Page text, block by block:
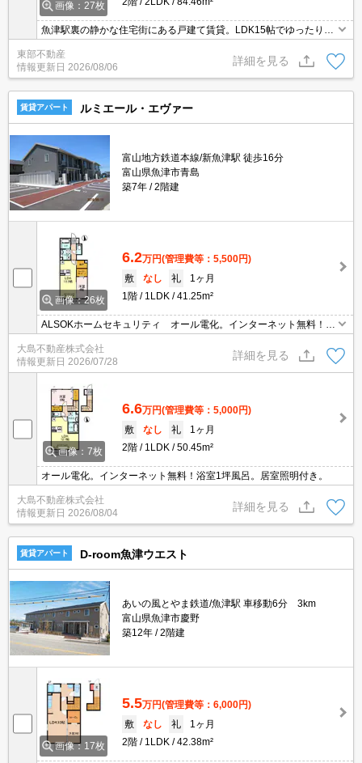
画像：27枚
魚津駅裏の静かな住宅街にある戸建て賃貸。LDK15帖でゆったり過
ごせます。オール電化
東部不動産
情報更新日 2026/08/06
詳細を見る
賃貸アパート ルミエール・エヴァー
富山地方鉄道本線/新魚津駅 徒歩16分
富山県魚津市青島
築7年
2階建
画像：26枚
6.2万円(管理費等：5,500円)
敷
なし 礼
1ヶ月
1階
1LDK 41.25m²
ALSOKホームセキュリティ オール電化。インターネット無料！浴
室1坪風呂。居室照明付き。宅配ボックス付き。
大島不動産株式会社
情報更新日 2026/07/28
詳細を見る
画像：7枚
6.6万円(管理費等：5,000円)
敷
なし 礼
1ヶ月
2階
1LDK 50.45m²
オール電化。インターネット無料！浴室1坪風呂。居室照明付き。
大島不動産株式会社
情報更新日 2026/08/04
詳細を見る
賃貸アパート D-room魚津ウエスト
あいの風とやま鉄道/魚津駅 車移動6分 3km
富山県魚津市慶野
築12年
2階建
画像：17枚
5.5万円(管理費等：6,000円)
敷
なし 礼
1ヶ月
2階
1LDK 42.38m²